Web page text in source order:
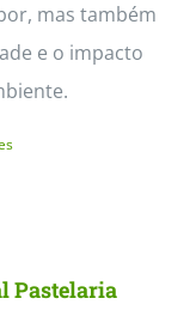
mas também
e o impacto
Pastelaria